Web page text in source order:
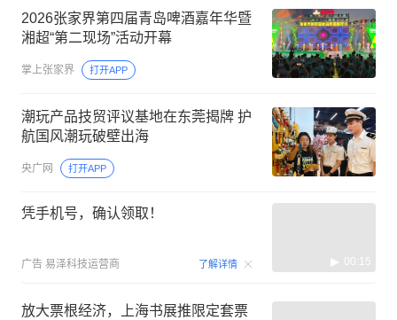
2026张家界第四届青岛啤酒嘉年华暨
湘超“第二现场”活动开幕
掌上张家界 打开APP
潮玩产品技贸评议基地在东莞揭牌 护
航国风潮玩破壁出海
央广网 打开APP
凭手机号，确认领取！
广告 易泽科技运营商 了解详情 00:15
放大票根经济，上海书展推限定套票